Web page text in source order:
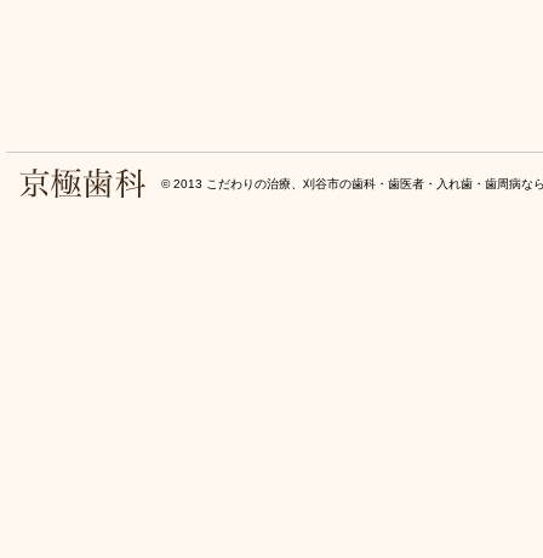
© 2013 こだわりの治療、刈谷市の歯科・歯医者・入れ歯・歯周病な